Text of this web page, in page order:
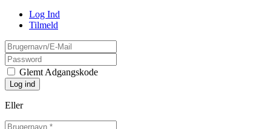
Log Ind
Tilmeld
Glemt Adgangskode
Eller